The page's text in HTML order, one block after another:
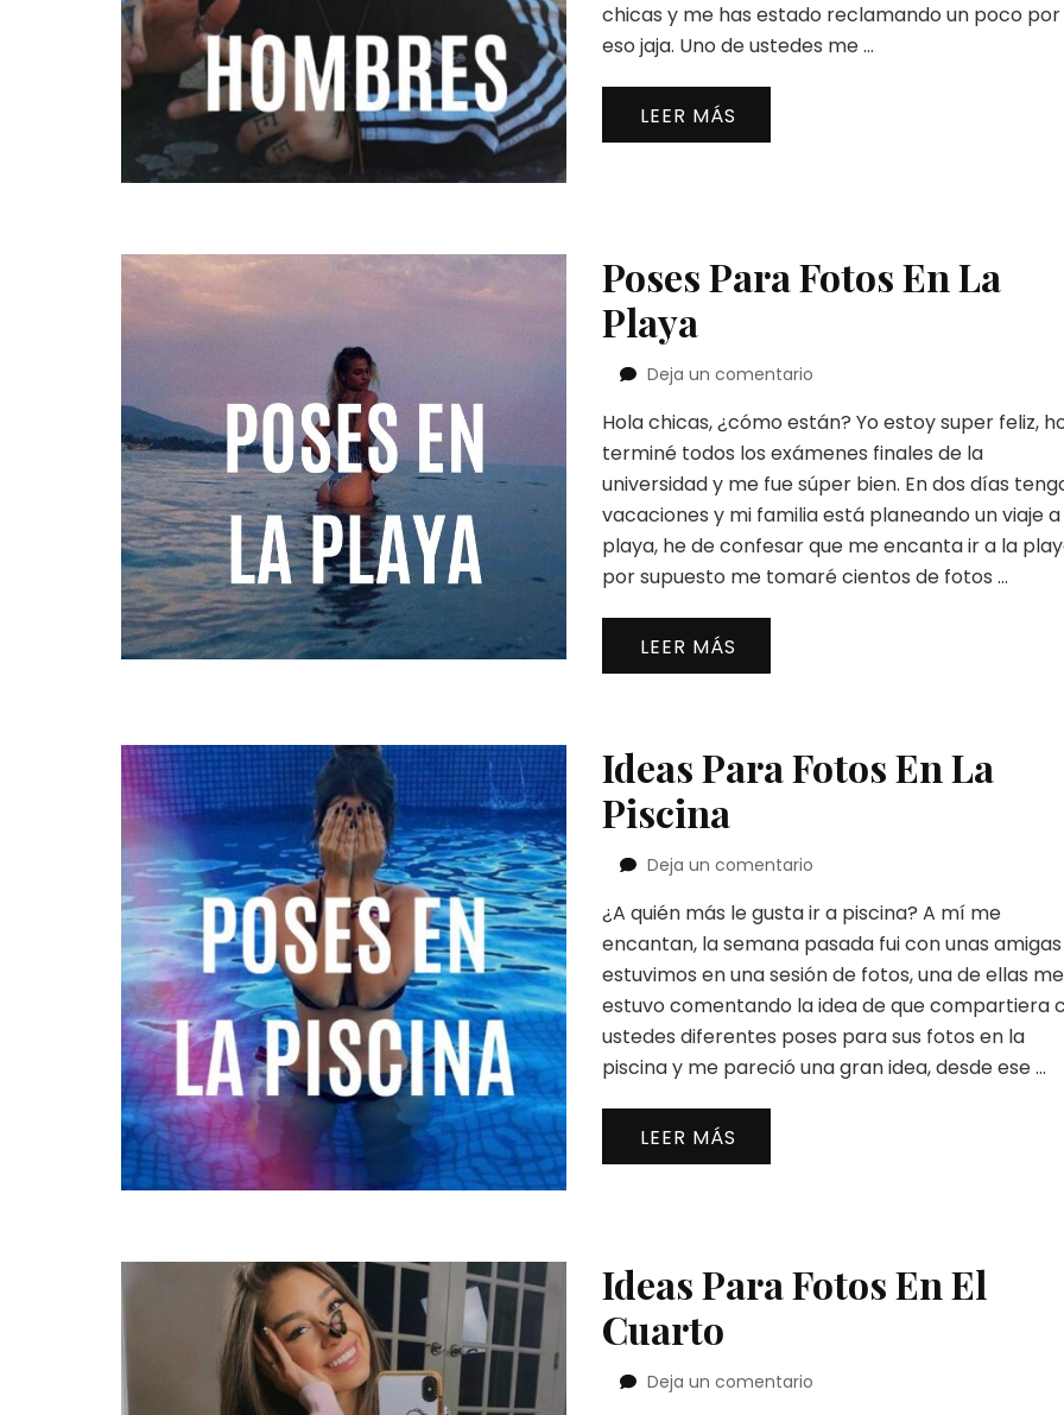
chicas y me has estado reclamando un poco por
eso jaja. Uno de ustedes me …
LEER MÁS
Poses Para Fotos En La
Playa
Deja un comentario
Para
Fotos
En
La
Playa
Hola chicas, ¿cómo están? Yo estoy super feliz,
terminé todos los exámenes finales de la
universidad y me fue súper bien. En dos días
vacaciones y mi familia está planeando un viaje
playa, he de confesar que me encanta ir a la
por supuesto me tomaré cientos de fotos …
LEER MÁS
Ideas Para Fotos En La
Piscina
Deja un comentario
Para
Fotos
La
Piscina
¿A quién más le gusta ir a piscina? A mí me
encantan, la semana pasada fui con unas
estuvimos en una sesión de fotos, una de ellas me
estuvo comentando la idea de que compartiera
ustedes diferentes poses para sus fotos en la
piscina y me pareció una gran idea, desde ese …
LEER MÁS
Ideas Para Fotos En El
Cuarto
Deja un comentario